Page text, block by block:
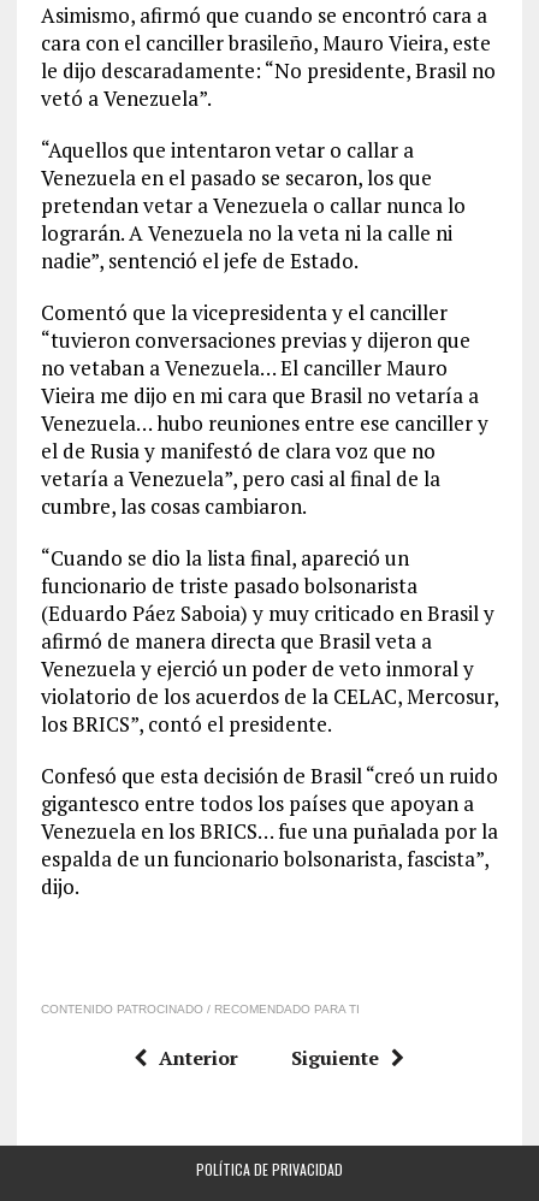
Asimismo, afirmó que cuando se encontró cara a
cara con el canciller brasileño, Mauro Vieira, este
le dijo descaradamente: “No presidente, Brasil no
vetó a Venezuela”.
“Aquellos que intentaron vetar o callar a
Venezuela en el pasado se secaron, los que
pretendan vetar a Venezuela o callar nunca lo
lograrán. A Venezuela no la veta ni la calle ni
nadie”, sentenció el jefe de Estado.
Comentó que la vicepresidenta y el canciller
“tuvieron conversaciones previas y dijeron que
no vetaban a Venezuela… El canciller Mauro
Vieira me dijo en mi cara que Brasil no vetaría a
Venezuela… hubo reuniones entre ese canciller y
el de Rusia y manifestó de clara voz que no
vetaría a Venezuela”, pero casi al final de la
cumbre, las cosas cambiaron.
“Cuando se dio la lista final, apareció un
funcionario de triste pasado bolsonarista
(Eduardo Páez Saboia) y muy criticado en Brasil y
afirmó de manera directa que Brasil veta a
Venezuela y ejerció un poder de veto inmoral y
violatorio de los acuerdos de la CELAC, Mercosur,
los BRICS”, contó el presidente.
Confesó que esta decisión de Brasil “creó un ruido
gigantesco entre todos los países que apoyan a
Venezuela en los BRICS… fue una puñalada por la
espalda de un funcionario bolsonarista, fascista”,
dijo.
CONTENIDO PATROCINADO / RECOMENDADO PARA TI
Anterior Siguiente
POLÍTICA DE PRIVACIDAD